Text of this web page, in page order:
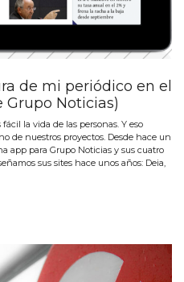
de mi periódico en el
Grupo Noticias)
la vida de las personas. Y eso
de nuestros proyectos. Desde hace un
app para Grupo Noticias y sus cuatro
sus sites hace unos años: Deia,